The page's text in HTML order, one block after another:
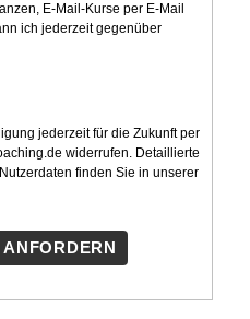
E-Mail-Kurse per E-Mail
ich jederzeit gegenüber
jederzeit für die Zukunft per
widerrufen. Detaillierte
finden Sie in unserer